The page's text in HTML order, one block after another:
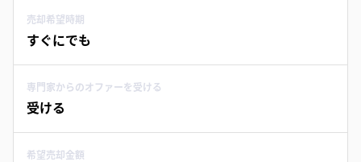
売却希望時期
すぐにでも
専門家からのオファーを受ける
受ける
希望売却金額